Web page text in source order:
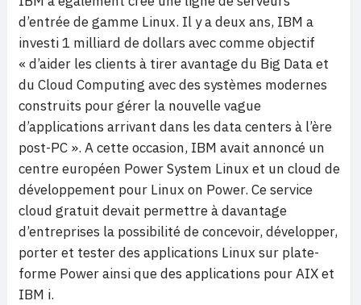
d’entrée de gamme Linux. Il y a deux ans, IBM a
investi 1 milliard de dollars avec comme objectif
« d’aider les clients à tirer avantage du Big Data et
du Cloud Computing avec des systèmes modernes
construits pour gérer la nouvelle vague
d’applications arrivant dans les data centers à l’ère
post-PC ». A cette occasion, IBM avait annoncé un
centre européen Power System Linux et un cloud de
développement pour Linux on Power. Ce service
cloud gratuit devait permettre à davantage
d’entreprises la possibilité de concevoir, développer,
porter et tester des applications Linux sur plate-
forme Power ainsi que des applications pour AIX et
IBM i.